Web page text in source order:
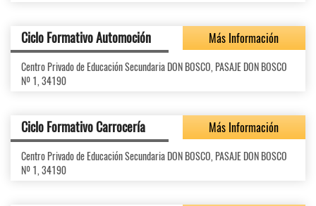
Ciclo Formativo Automoción Más Información
Centro Privado de Educación Secundaria DON BOSCO, PASAJE DON BOSCO
Nº 1, 34190
Ciclo Formativo Carrocería Más Información
Centro Privado de Educación Secundaria DON BOSCO, PASAJE DON BOSCO
Nº 1, 34190